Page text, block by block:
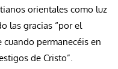
orientales como luz
las gracias “por el
permanecéis en
de Cristo”.